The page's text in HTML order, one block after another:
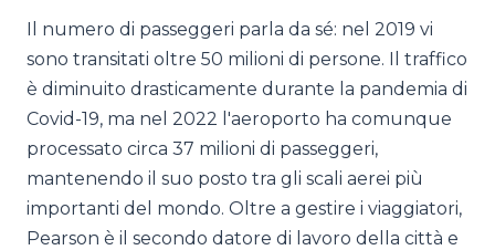
Il numero di passeggeri parla da sé: nel 2019 vi
sono transitati oltre 50 milioni di persone. Il traffico
è diminuito drasticamente durante la pandemia di
Covid-19, ma nel 2022 l'aeroporto ha comunque
processato circa 37 milioni di passeggeri,
mantenendo il suo posto tra gli scali aerei più
importanti del mondo. Oltre a gestire i viaggiatori,
Pearson è il secondo datore di lavoro della città e